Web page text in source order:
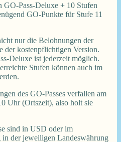
Pass-Deluxe + 10 Stufen
GO-Punkte für Stufe 11
nur die Belohnungen der
der kostenpflichtigen Version.
Deluxe ist jederzeit möglich.
Stufen können auch im
des GO-Passes verfallen am
Uhr (Ortszeit), also holt sie
sind in USD oder im
in der jeweiligen Landeswährung